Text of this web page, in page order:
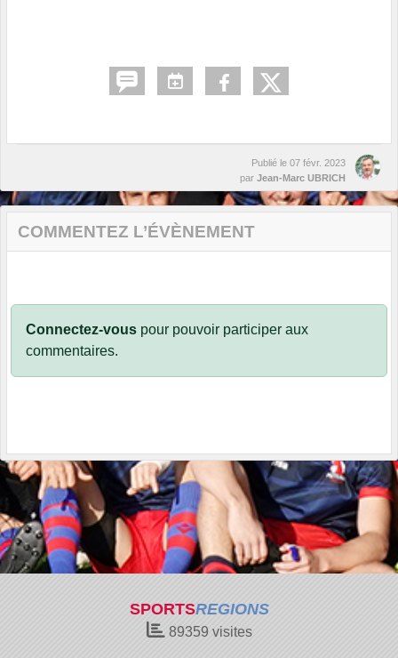
Publié le 07 févr. 2023
par Jean-Marc UBRICH
COMMENTEZ L’ÉVÈNEMENT
Connectez-vous pour pouvoir participer aux
commentaires.
SPORTSREGIONS
89359 visites